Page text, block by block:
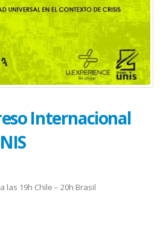
Internacional
las 19h Chile – 20h Brasil